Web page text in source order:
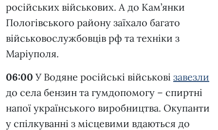
російських військових. А до Кам’янки
Пологівського району заїхало багато
військовослужбовців рф та техніки з
Маріуполя.
06:00 У Водяне російські військові завезли
до села бензин та гумдопомогу – спиртні
напої українського виробництва. Окупанти
у спілкуванні з місцевими вдаються до